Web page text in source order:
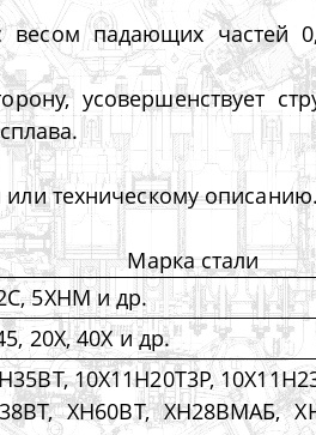
весом падающих частей
усовершенствует
техническому описанию.
Марка стали
5ХНМ и др.
20Х, 40Х и др.
10Х11Н20Т3Р,
ХН60ВТ, ХН28ВМАБ,